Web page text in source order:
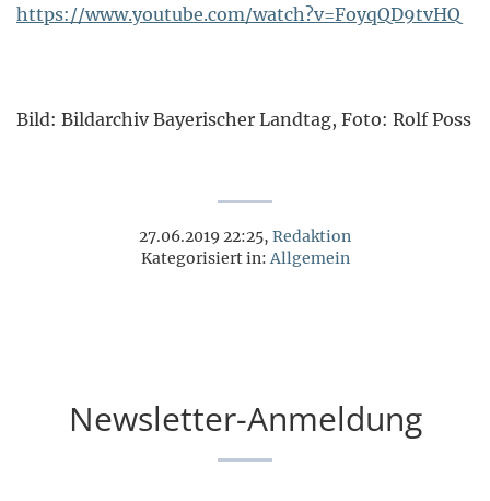
https://www.youtube.com/watch?v=FoyqQD9tvHQ
Bild: Bildarchiv Bayerischer Landtag, Foto: Rolf Poss
27.06.2019 22:25, Redaktion
Kategorisiert in:Allgemein
Newsletter-Anmeldung